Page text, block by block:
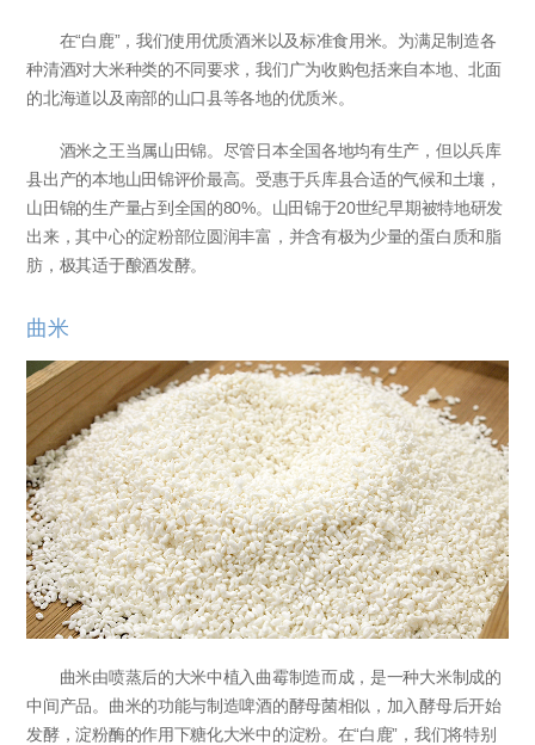
在“白鹿”，我们使用优质酒米以及标准食用米。为满足制造各
种清酒对大米种类的不同要求，我们广为收购包括来自本地、北面
的北海道以及南部的山口县等各地的优质米。
酒米之王当属山田锦。尽管日本全国各地均有生产，但以兵库
县出产的本地山田锦评价最高。受惠于兵库县合适的气候和土壤，
山田锦的生产量占到全国的80%。山田锦于20世纪早期被特地研发
出来，其中心的淀粉部位圆润丰富，并含有极为少量的蛋白质和脂
肪，极其适于酿酒发酵。
曲米
曲米由喷蒸后的大米中植入曲霉制造而成，是一种大米制成的
中间产品。曲米的功能与制造啤酒的酵母菌相似，加入酵母后开始
发酵，淀粉酶的作用下糖化大米中的淀粉。在“白鹿”，我们将特别